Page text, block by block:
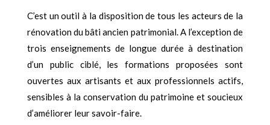
C’est un outil à la disposition de tous les acteurs de la
rénovation du bâti ancien patrimonial. A l’exception de
trois enseignements de longue durée à destination
d’un public ciblé, les formations proposées sont
ouvertes aux artisants et aux professionnels actifs,
sensibles à la conservation du patrimoine et soucieux
d’améliorer leur savoir-faire.